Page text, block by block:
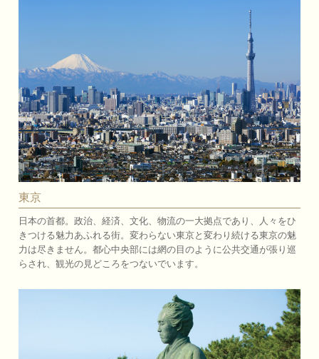
東京
日本の首都。政治、経済、文化、物流の一大拠点であり、人々をひ
きつける魅力あふれる街。変わらない東京と変わり続ける東京の魅
力は尽きません。都心中央部には網の目のように公共交通が張り巡
らされ、観光の見どころをつないでいます。